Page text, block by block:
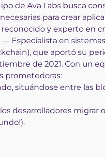
de Ava Labs busca
para crear
y experto en
— Especialista en
que aportó su
de 2021. Con un
prometedoras:
situándose entre las
desarrolladores migrar